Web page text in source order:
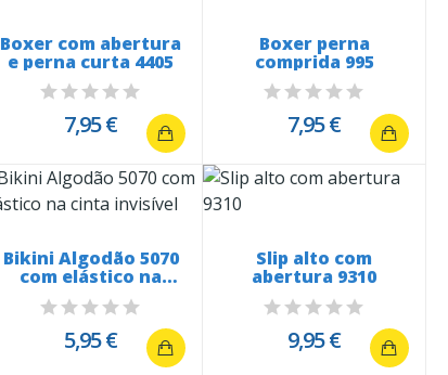
Boxer com abertura
e perna curta 4405
7,95 €
Boxer perna
comprida 995
7,95 €
Bikini Algodão 5070
com elástico na
cinta...
5,95 €
Slip alto com
abertura 9310
9,95 €